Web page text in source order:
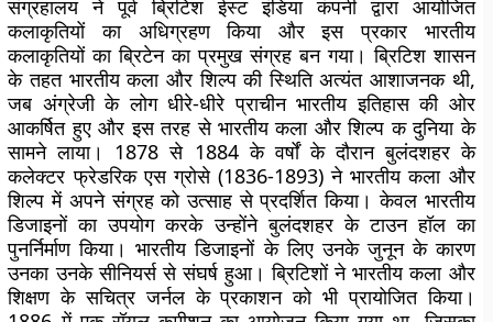
संग्रहालय ने पूर्व ब्रिटिश ईस्ट इंडिया कंपनी द्वारा आयोजित
कलाकृतियों का अधिग्रहण किया और इस प्रकार भारतीय
कलाकृतियों का ब्रिटेन का प्रमुख संग्रह बन गया। ब्रिटिश शासन
के तहत भारतीय कला और शिल्प की स्थिति अत्यंत आशाजनक थी,
जब अंग्रेजी के लोग धीरे-धीरे प्राचीन भारतीय इतिहास की ओर
आकर्षित हुए और इस तरह से भारतीय कला और शिल्प क दुनिया के
सामने लाया। 1878 से 1884 के वर्षों के दौरान बुलंदशहर के
कलेक्टर फ्रेडरिक एस ग्रोसे (1836-1893) ने भारतीय कला और
शिल्प में अपने संग्रह को उत्साह से प्रदर्शित किया। केवल भारतीय
डिजाइनों का उपयोग करके उन्होंने बुलंदशहर के टाउन हॉल का
पुनर्निर्माण किया। भारतीय डिजाइनों के लिए उनके जुनून के कारण
उनका उनके सीनियर्स से संघर्ष हुआ। ब्रिटिशों ने भारतीय कला और
शिक्षण के सचित्र जर्नल के प्रकाशन को भी प्रायोजित किया।